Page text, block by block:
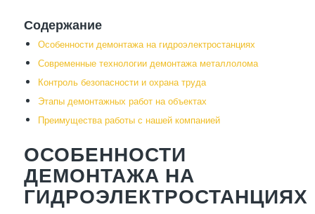
Содержание
Особенности демонтажа на гидроэлектростанциях
Современные технологии демонтажа металлолома
Контроль безопасности и охрана труда
Этапы демонтажных работ на объектах
Преимущества работы с нашей компанией
ОСОБЕННОСТИ
ДЕМОНТАЖА НА
ГИДРОЭЛЕКТРОСТАНЦИЯХ